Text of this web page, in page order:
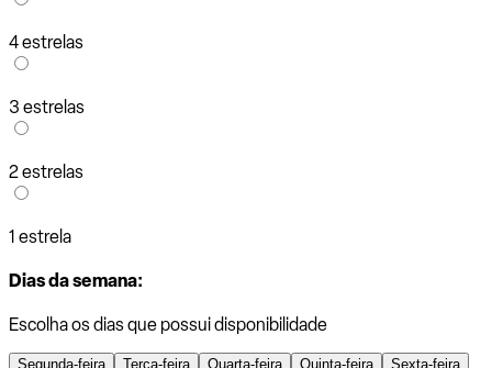
4 estrelas
3 estrelas
2 estrelas
1 estrela
Dias da semana:
Escolha os dias que possui disponibilidade
Segunda-feira Terça-feira Quarta-feira Quinta-feira
Sexta-feira